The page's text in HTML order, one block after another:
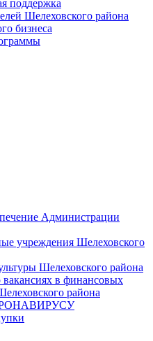
поддержка
Шелеховского района
бизнеса
Администрации
учреждения Шелеховского
Шелеховского района
в финансовых
района